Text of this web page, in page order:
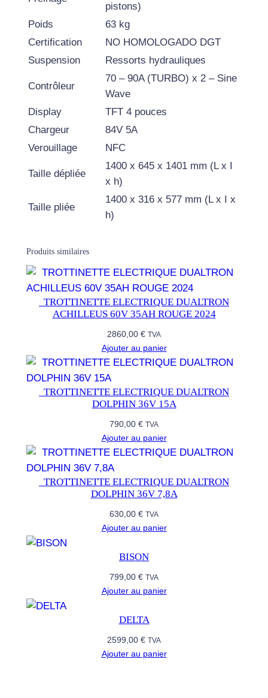
C
T
R
Q
U
E
E
V
R
F
I
H
7
2
D
I
2
V
pistons)
Poids
63 kg
Certification
NO HOMOLOGADO DGT
Suspension
Ressorts hydrauliques
Contrôleur
70 – 90A (TURBO) x 2 – Sine
Wave
Display
TFT 4 pouces
Chargeur
84V 5A
Verouillage
NFC
Taille dépliée
1400 x 645 x 1401 mm (L x I
x h)
Taille pliée
1400 x 316 x 577 mm (L x I x
h)
Produits similaires
​ ​ TROTTINETTE ELECTRIQUE DUALTRON
ACHILLEUS 60V 35AH ROUGE 2024
2860,00 € TVA
Ajouter au panier
​ ​ TROTTINETTE ELECTRIQUE DUALTRON
DOLPHIN 36V 15A
790,00 € TVA
Ajouter au panier
​ ​ TROTTINETTE ELECTRIQUE DUALTRON
DOLPHIN 36V 7,8A
630,00 € TVA
Ajouter au panier
BISON
799,00 € TVA
Ajouter au panier
DELTA
2599,00 € TVA
Ajouter au panier